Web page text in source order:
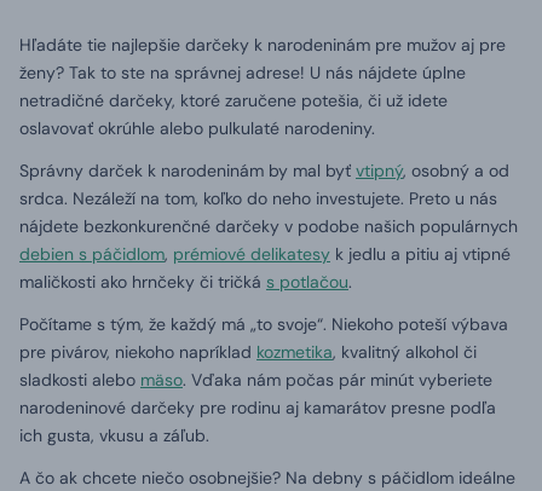
Hľadáte tie najlepšie darčeky k narodeninám pre mužov aj pre
ženy? Tak to ste na správnej adrese! U nás nájdete úplne
netradičné darčeky, ktoré zaručene potešia, či už idete
oslavovať okrúhle alebo pulkulaté narodeniny.
Správny darček k narodeninám by mal byť vtipný, osobný a od
srdca. Nezáleží na tom, koľko do neho investujete. Preto u nás
nájdete bezkonkurenčné darčeky v podobe našich populárnych
debien s páčidlom, prémiové delikatesy k jedlu a pitiu aj vtipné
maličkosti ako hrnčeky či tričká s potlačou.
Počítame s tým, že každý má „to svoje“. Niekoho poteší výbava
pre pivárov, niekoho napríklad kozmetika, kvalitný alkohol či
sladkosti alebo mäso. Vďaka nám počas pár minút vyberiete
narodeninové darčeky pre rodinu aj kamarátov presne podľa
ich gusta, vkusu a záľub.
A čo ak chcete niečo osobnejšie? Na debny s páčidlom ideálne